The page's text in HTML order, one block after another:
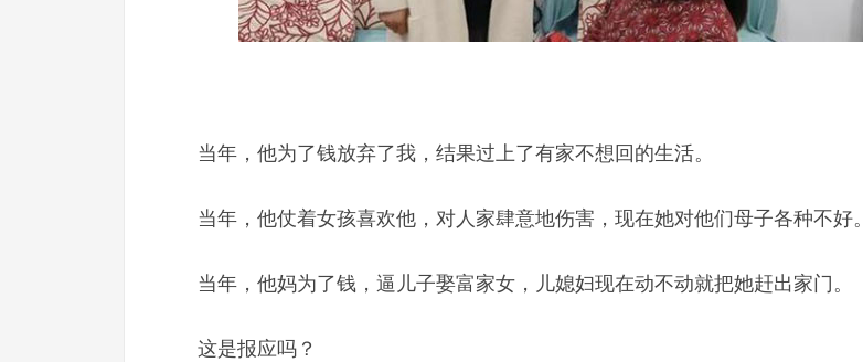
当年，他为了钱放弃了我，结果过上了有家不想回的生活。
当年，他仗着女孩喜欢他，对人家肆意地伤害，现在她对他们母子各种不好。
当年，他妈为了钱，逼儿子娶富家女，儿媳妇现在动不动就把她赶出家门。
这是报应吗？